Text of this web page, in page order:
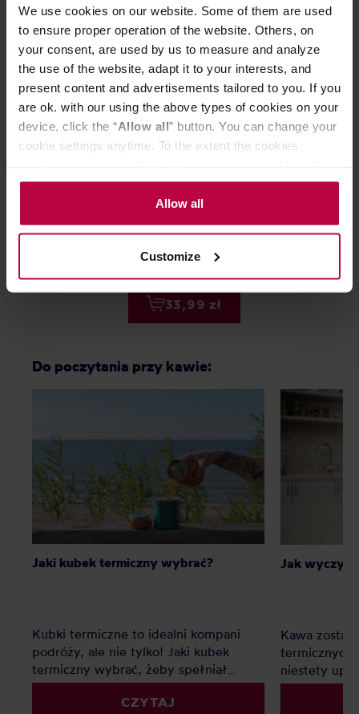
We use cookies on our website. Some of them are used
to ensure proper operation of the website. Others, on
your consent, are used by us to measure and analyze
the use of the website, adapt it to your interests, and
present content and advertisements tailored to you. If you
are ok. with our using the above types of cookies on your
device, click the “Allow all” button. You can change your
cookie settings anytime. To the extent the cookies
the controller’s (namely, ALL GOOD S.A., ul.
Mazowiecka 24I/U9, 78-100 Kołobrzeg) or third parties’
legitimate interests which are to ensure a high quality of
activities of the controller and authorized entities. More
information about cookies and the personal data
processing, including your rights, can be found in the
Allow all
Customize
Urnex Cafiza - Proszek do
czyszczenia ekspresów 566g
59,90 zł
Najniższa cena: 23,99 zł
33,99 zł
Lelit -
Do poczytania przy kawie:
Jaki kubek termiczny wybrać?
Kubki termiczne to idealni kompani
podróży, ale nie tylko! Jaki kubek
termiczny wybrać, żeby spełniał
wszystkie Twoje oczekiwania? Sprawdź
nasz mini-przewodnik po kubkach
CZYTAJ
Jak
Kawa
termicznych
niestety
wyczyścić